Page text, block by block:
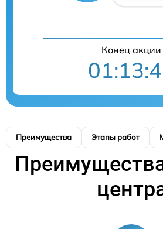
Конец акции
Преимущества Этапы работ